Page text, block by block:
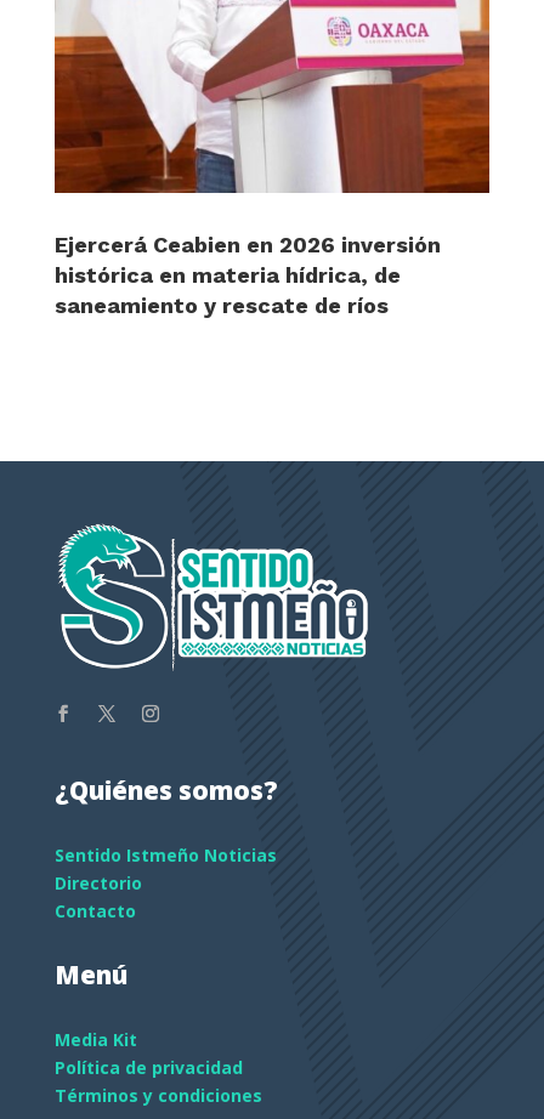
Ejercerá Ceabien en 2026 inversión
histórica en materia hídrica, de
saneamiento y rescate de ríos
¿Quiénes somos?
Sentido Istmeño Noticias
Directorio
Contacto
Menú
Media Kit
Política de privacidad
Términos y condiciones